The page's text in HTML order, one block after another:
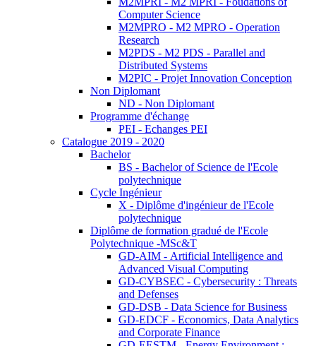
Computer Science
M2MPRO - M2 MPRO - Operation
Research
M2PDS - M2 PDS - Parallel and
Distributed Systems
M2PIC - Projet Innovation Conception
Non Diplomant
ND - Non Diplomant
Programme d'échange
PEI - Echanges PEI
Catalogue 2019 - 2020
Bachelor
BS - Bachelor of Science de l'Ecole
polytechnique
Cycle Ingénieur
X - Diplôme d'ingénieur de l'Ecole
polytechnique
Diplôme de formation gradué de l'Ecole
Polytechnique -MSc&T
GD-AIM - Artificial Intelligence and
Advanced Visual Computing
GD-CYBSEC - Cybersecurity : Threats
and Defenses
GD-DSB - Data Science for Business
GD-EDCF - Economics, Data Analytics
and Corporate Finance